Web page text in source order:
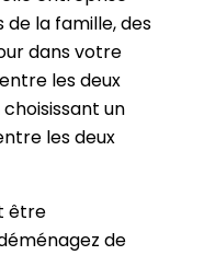
de la famille, des
dans votre
les deux
un
les deux
être
de